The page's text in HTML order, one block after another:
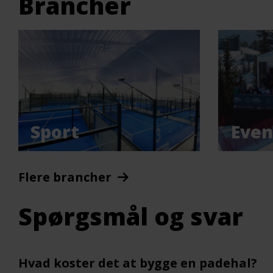
Sport
Flere brancher
Spørgsmål og svar
Hvad koster det at bygge en padehal?